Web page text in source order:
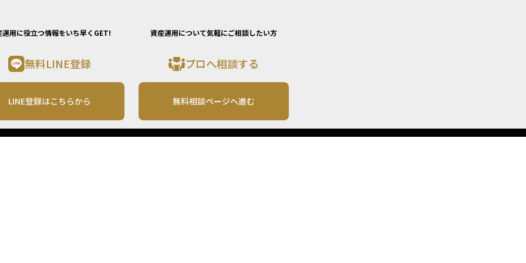
運用に役立つ情報をいち早くGET!
無料LINE登録
LINE登録はこちらから
資産運用について気軽にご相談したい方
プロへ相談する
無料相談ページへ進む